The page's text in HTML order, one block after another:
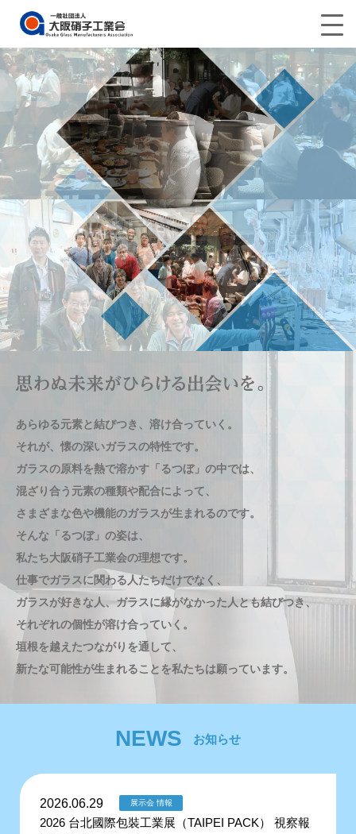
あらゆる元素と結びつき、溶け合っていく。
それが、懐の深いガラスの特性です。
ガラスの原料を熱で溶かす「るつぼ」の中では、
混ざり合う元素の種類や配合によって、
さまざまな色や機能のガラスが生まれるのです。
そんな「るつぼ」の姿は、
私たち大阪硝子工業会の理想です。
仕事でガラスに関わる人たちだけでなく、
ガラスが好きな人、ガラスに縁がなかった人とも結びつき、
それぞれの個性が溶け合っていく。
垣根を越えたつながりを通して、
新たな可能性が生まれることを私たちは願っています。
あらゆる元素と結びつき、溶け合っていく。
それが、懐の深いガラスの特性です。
ガラスの原料を熱で溶かす「るつぼ」の中では、
混ざり合う元素の種類や配合によって、
さまざまな色や機能のガラスが生まれるのです。
そんな「るつぼ」の姿は、
私たち大阪硝子工業会の理想です。
仕事でガラスに関わる人たちだけでなく、
ガラスが好きな人、ガラスに縁がなかった人とも結びつき、
それぞれの個性が溶け合っていく。
垣根を越えたつながりを通して、
新たな可能性が生まれることを私たちは願っています。
あらゆる元素と結びつき、溶け合っていく。
それが、懐の深いガラスの特性です。
ガラスの原料を熱で溶かす「るつぼ」の中では、
混ざり合う元素の種類や配合によって、
さまざまな色や機能のガラスが生まれるのです。
そんな「るつぼ」の姿は、
私たち大阪硝子工業会の理想です。
仕事でガラスに関わる人たちだけでなく、
ガラスが好きな人、ガラスに縁がなかった人とも結びつき、
それぞれの個性が溶け合っていく。
垣根を越えたつながりを通して、
新たな可能性が生まれることを私たちは願っています。
あらゆる元素と結びつき、溶け合っていく。
それが、懐の深いガラスの特性です。
ガラスの原料を熱で溶かす「るつぼ」の中では、
混ざり合う元素の種類や配合によって、
さまざまな色や機能のガラスが生まれるのです。
そんな「るつぼ」の姿は、
私たち大阪硝子工業会の理想です。
仕事でガラスに関わる人たちだけでなく、
ガラスが好きな人、ガラスに縁がなかった人とも結びつき、
それぞれの個性が溶け合っていく。
垣根を越えたつながりを通して、
新たな可能性が生まれることを私たちは願っています。
あらゆる元素と結びつき、溶け合っていく。
それが、懐の深いガラスの特性です。
ガラスの原料を熱で溶かす「るつぼ」の中では、
混ざり合う元素の種類や配合によって、
さまざまな色や機能のガラスが生まれるのです。
そんな「るつぼ」の姿は、
私たち大阪硝子工業会の理想です。
仕事でガラスに関わる人たちだけでなく、
ガラスが好きな人、ガラスに縁がなかった人とも結びつき、
それぞれの個性が溶け合っていく。
垣根を越えたつながりを通して、
新たな可能性が生まれることを私たちは願っています。
NEWS お知らせ
2026.06.29 展示会 情報
2026 台北國際包裝工業展（TAIPEI PACK） 視察報